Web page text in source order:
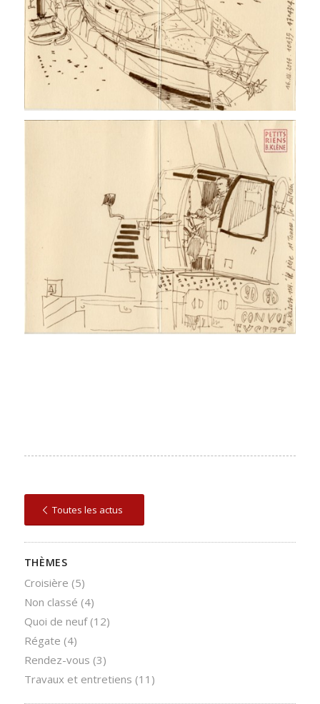
Toutes les actus
THÈMES
Croisière (5)
Non classé (4)
Quoi de neuf(12)
Régate (4)
Rendez-vous (3)
Travaux et entretiens (11)